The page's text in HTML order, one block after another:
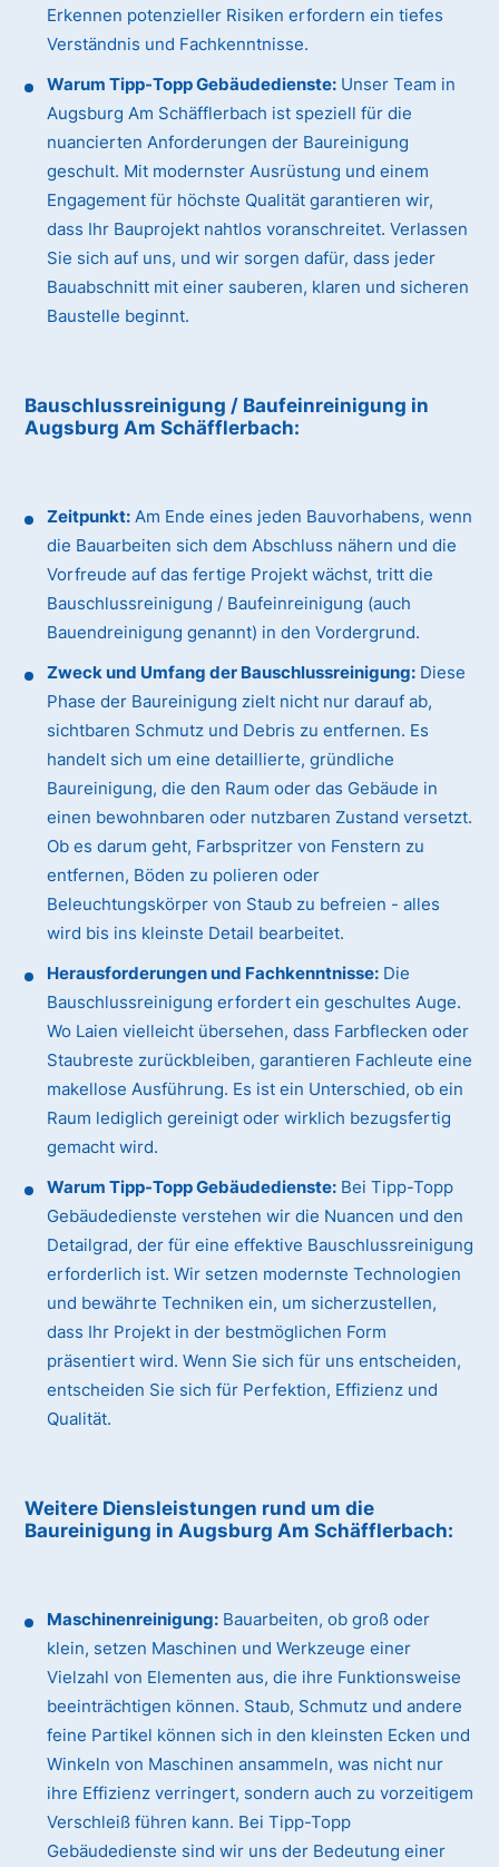
Erkennen potenzieller Risiken erfordern ein tiefes
Verständnis und Fachkenntnisse.
Warum Tipp-Topp Gebäudedienste: Unser Team in
Augsburg Am Schäfflerbach ist speziell für die
nuancierten Anforderungen der Baureinigung
geschult. Mit modernster Ausrüstung und einem
Engagement für höchste Qualität garantieren wir,
dass Ihr Bauprojekt nahtlos voranschreitet. Verlassen
Sie sich auf uns, und wir sorgen dafür, dass jeder
Bauabschnitt mit einer sauberen, klaren und sicheren
Baustelle beginnt.
Bauschlussreinigung / Baufeinreinigung in
Augsburg Am Schäfflerbach:
Zeitpunkt: Am Ende eines jeden Bauvorhabens, wenn
die Bauarbeiten sich dem Abschluss nähern und die
Vorfreude auf das fertige Projekt wächst, tritt die
Bauschlussreinigung / Baufeinreinigung (auch
Bauendreinigung genannt) in den Vordergrund.
Zweck und Umfang der Bauschlussreinigung: Diese
Phase der Baureinigung zielt nicht nur darauf ab,
sichtbaren Schmutz und Debris zu entfernen. Es
handelt sich um eine detaillierte, gründliche
Baureinigung, die den Raum oder das Gebäude in
einen bewohnbaren oder nutzbaren Zustand versetzt.
Ob es darum geht, Farbspritzer von Fenstern zu
entfernen, Böden zu polieren oder
Beleuchtungskörper von Staub zu befreien - alles
wird bis ins kleinste Detail bearbeitet.
Herausforderungen und Fachkenntnisse: Die
Bauschlussreinigung erfordert ein geschultes Auge.
Wo Laien vielleicht übersehen, dass Farbflecken oder
Staubreste zurückbleiben, garantieren Fachleute eine
makellose Ausführung. Es ist ein Unterschied, ob ein
Raum lediglich gereinigt oder wirklich bezugsfertig
gemacht wird.
Warum Tipp-Topp Gebäudedienste: Bei Tipp-Topp
Gebäudedienste verstehen wir die Nuancen und den
Detailgrad, der für eine effektive Bauschlussreinigung
erforderlich ist. Wir setzen modernste Technologien
und bewährte Techniken ein, um sicherzustellen,
dass Ihr Projekt in der bestmöglichen Form
präsentiert wird. Wenn Sie sich für uns entscheiden,
entscheiden Sie sich für Perfektion, Effizienz und
Qualität.
Weitere Diensleistungen rund um die
Baureinigung in Augsburg Am Schäfflerbach:
Maschinenreinigung: Bauarbeiten, ob groß oder
klein, setzen Maschinen und Werkzeuge einer
Vielzahl von Elementen aus, die ihre Funktionsweise
beeinträchtigen können. Staub, Schmutz und andere
feine Partikel können sich in den kleinsten Ecken und
Winkeln von Maschinen ansammeln, was nicht nur
ihre Effizienz verringert, sondern auch zu vorzeitigem
Verschleiß führen kann. Bei Tipp-Topp
Gebäudedienste sind wir uns der Bedeutung einer